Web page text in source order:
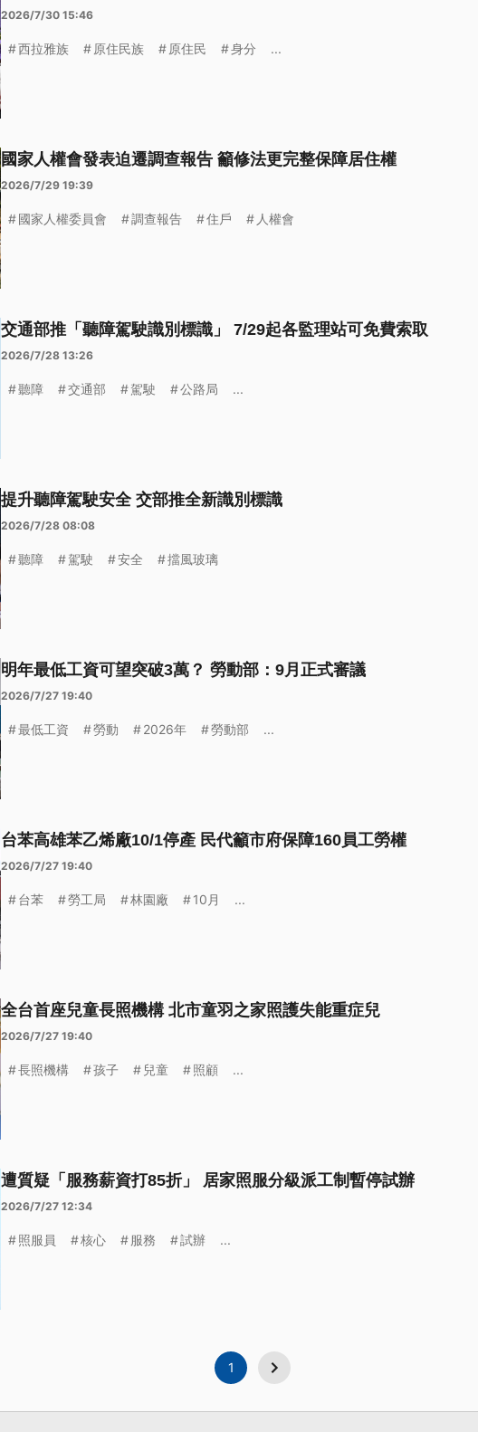
2026/7/30 15:46
西拉雅族 原住民族 原住民 身分 ...
國家人權會發表迫遷調查報告 籲修法更完整保障居住權
2026/7/29 19:39
國家人權委員會 調查報告 住戶 人權會
交通部推「聽障駕駛識別標識」 7/29起各監理站可免費索取
2026/7/28 13:26
聽障 交通部 駕駛 公路局 ...
提升聽障駕駛安全 交部推全新識別標識
2026/7/28 08:08
聽障 駕駛 安全 擋風玻璃
明年最低工資可望突破3萬？ 勞動部：9月正式審議
2026/7/27 19:40
最低工資 勞動 2026年 勞動部 ...
台苯高雄苯乙烯廠10/1停產 民代籲市府保障160員工勞權
2026/7/27 19:40
台苯 勞工局 林園廠 10月 ...
全台首座兒童長照機構 北市童羽之家照護失能重症兒
2026/7/27 19:40
長照機構 孩子 兒童 照顧 ...
遭質疑「服務薪資打85折」 居家照服分級派工制暫停試辦
2026/7/27 12:34
照服員 核心 服務 試辦 ...
1